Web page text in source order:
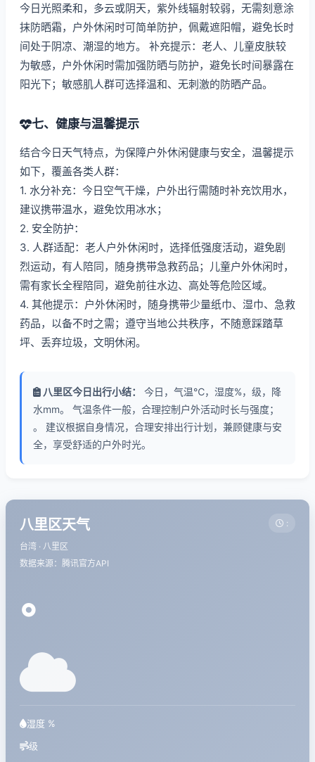
今日光照柔和，多云或阴天，紫外线辐射较弱，无需刻意涂
抹防晒霜，户外休闲时可简单防护，佩戴遮阳帽，避免长时
间处于阴凉、潮湿的地方。 补充提示：老人、儿童皮肤较
为敏感，户外休闲时需加强防晒与防护，避免长时间暴露在
阳光下；敏感肌人群可选择温和、无刺激的防晒产品。
七、健康与温馨提示
结合今日天气特点，为保障户外休闲健康与安全，温馨提示
如下，覆盖各类人群：
1. 水分补充：今日空气干燥，户外出行需随时补充饮用水，
建议携带温水，避免饮用冰水；
2. 安全防护：
3. 人群适配：老人户外休闲时，选择低强度活动，避免剧
烈运动，有人陪同，随身携带急救药品；儿童户外休闲时，
需有家长全程陪同，避免前往水边、高处等危险区域。
4. 其他提示：户外休闲时，随身携带少量纸巾、湿巾、急救
药品，以备不时之需；遵守当地公共秩序，不随意踩踏草
坪、丢弃垃圾，文明休闲。
八里区今日出行小结：
今日，气温℃，湿度%，级，降
水mm。 气温条件一般，合理控制户外活动时长与强度；
。 建议根据自身情况，合理安排出行计划，兼顾健康与安
全，享受舒适的户外时光。
八里区天气
台湾 · 八里区
数据来源：腾讯官方API
:
°
湿度 %
级